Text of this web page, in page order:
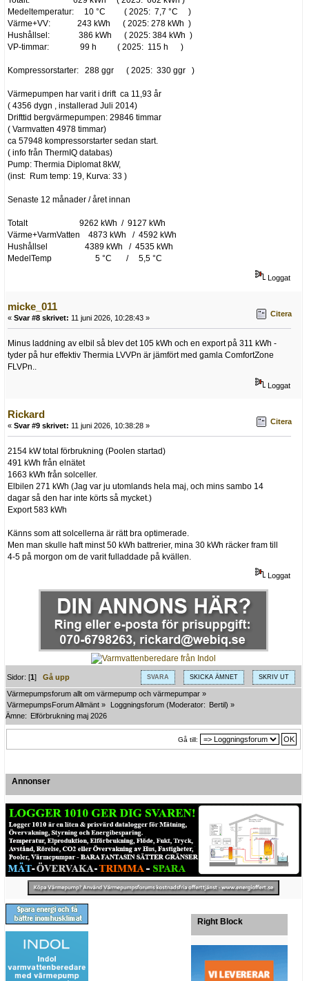
Medeltemperatur: 10 °C ( 2025: 7,7 °C )
Värme+VV: 243 kWh ( 2025: 278 kWh )
Hushållsel: 386 kWh ( 2025: 384 kWh )
VP-timmar: 99 h ( 2025: 115 h )
Kompressorstarter: 288 ggr ( 2025: 330 ggr )
Värmepumpen har varit i drift ca 11,93 år
( 4356 dygn , installerad Juli 2014)
Drifttid bergvärmepumpen: 29846 timmar
( Varmvatten 4978 timmar)
ca 57948 kompressorstarter sedan start.
( info från ThermIQ databas)
Pump: Thermia Diplomat 8kW,
(inst: Rum temp: 19, Kurva: 33 )
Senaste 12 månader / året innan
Totalt 9262 kWh / 9127 kWh
Värme+VarmVatten 4873 kWh / 4592 kWh
Hushållsel 4389 kWh / 4535 kWh
MedelTemp 5 °C / 5,5 °C
Loggat
micke_011
« Svar #8 skrivet: 11 juni 2026, 10:28:43 » Citera
Minus laddning av elbil så blev det 105 kWh och en export på 311 kWh -
tyder på hur effektiv Thermia LVVPn är jämfört med gamla ComfortZone
FLVPn..
Loggat
Rickard
« Svar #9 skrivet: 11 juni 2026, 10:38:28 » Citera
2154 kW total förbrukning (Poolen startad)
491 kWh från elnätet
1663 kWh från solceller.
Elbilen 271 kWh (Jag var ju utomlands hela maj, och mins sambo 14
dagar så den har inte körts så mycket.)
Export 583 kWh
Känns som att solcellerna är rätt bra optimerade.
Men man skulle haft minst 50 kWh battrerier, mina 30 kWh räcker fram till
4-5 på morgon om de varit fulladdade på kvällen.
Loggat
SVARA SKICKA ÄMNET SKRIV UT
Sidor: [1]Gå upp
Värmepumpsforum allt om värmepump och värmepumpar »
VärmepumpsForum Allmänt » Loggningsforum (Moderator: Bertil) »
Ämne: Elförbrukning maj 2026
Gå till:
Annonser
Right Block